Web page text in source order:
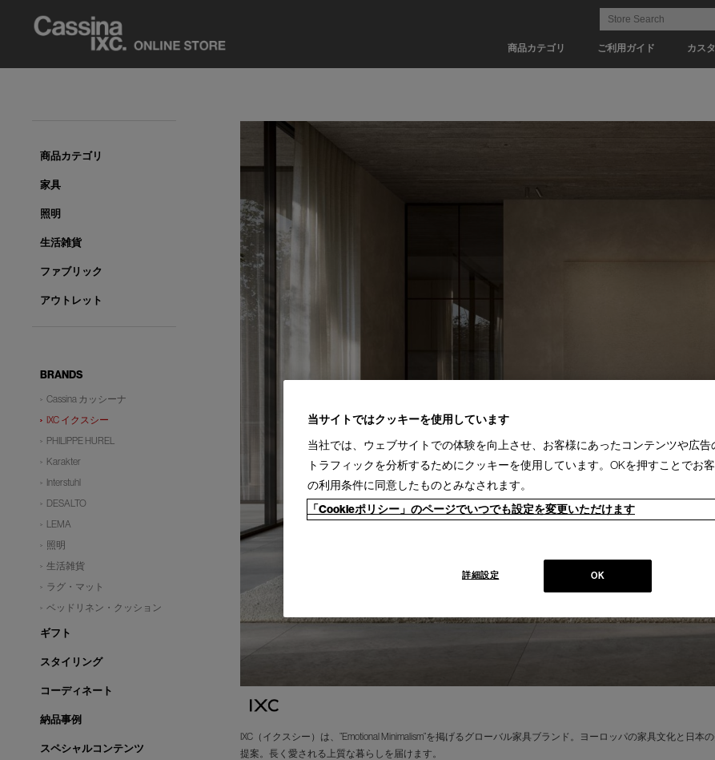
商品カテゴリ ご利用ガイド カス
IXC（イクスシー）は、”Emotional Minimalism”を掲げるグローバル家具ブランド。ヨーロッパの家具文化と日
提案。長く愛される上質な暮らしを届けます。
商品カテゴリ
家具
照明
生活雑貨
ファブリック
アウトレット
BRANDS
Cassina カッシーナ
IXC イクスシー
PHILIPPE HUREL
Karakter
Interstuhl
DESALTO
LEMA
照明
生活雑貨
ラグ・マット
ベッドリネン・クッション
ギフト
スタイリング
コーディネート
納品事例
スペシャルコンテンツ
当サイトではクッキーを使用しています
当社では、ウェブサイトでの体験を向上させ、お客様にあったコンテンツや広告
トラフィックを分析するためにクッキーを使用しています。OKを押すことでお
の利用条件に同意したものとみなされます。
「Cookieポリシー」のページでいつでも設定を変更いただけます
OK
詳細設定